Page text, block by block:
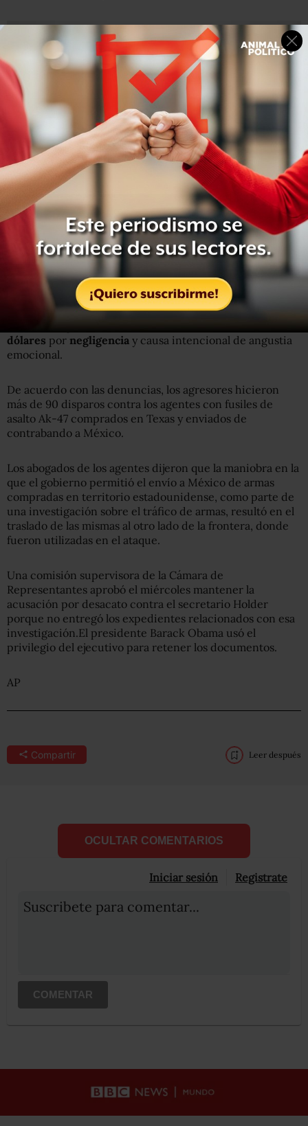
Zapata murió en un ataque armado en una carretera
cerca de San Luis Potosí, en el centro de México, en
febrero de 2011.Su compañero, el agente Víctor Ávila,
resultó herido.
En una denuncia separadaque se presento
a nombre de
Ávila se exigeuna
indemnización de 12.5 millones de
dólares por negligencia y causa intencional de angustia
emocional.
De acuerdo con las denuncias, los agresores hicieron
más de 90 disparos contra los agentes con fusiles de
asalto Ak-47 comprados en Texas y enviados de
contrabando a México.
Los abogados de los agentes dijeron que la maniobra en la
que el gobierno permitió el envío a México de armas
compradas en territorio estadounidense, como parte de
una investigación sobre el tráfico de armas, resultó en el
traslado de las mismas al otro lado de la frontera, donde
fueron utilizadas en el ataque.
Una comisión supervisora de la Cámara de
Representantes aprobó el miércoles mantener la
acusación por desacato contra el secretario Holder
porque no entregó los expedientes relacionados con esa
investigación.El presidente Barack Obama usó el
privilegio del ejecutivo para retener los documentos.
AP
Compartir Leer después
OCULTAR COMENTARIOS
Iniciar sesión Registrate
Suscribete para comentar...
COMENTAR